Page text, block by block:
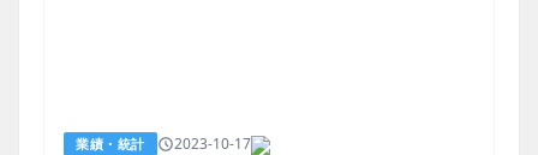
業績・統計 2023-10-17